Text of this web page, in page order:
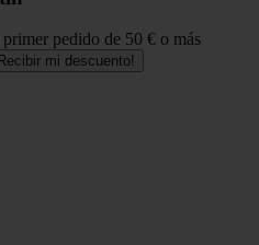
pedido de 50 € o más
mi descuento!